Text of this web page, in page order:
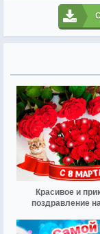
Красивое и
поздравление